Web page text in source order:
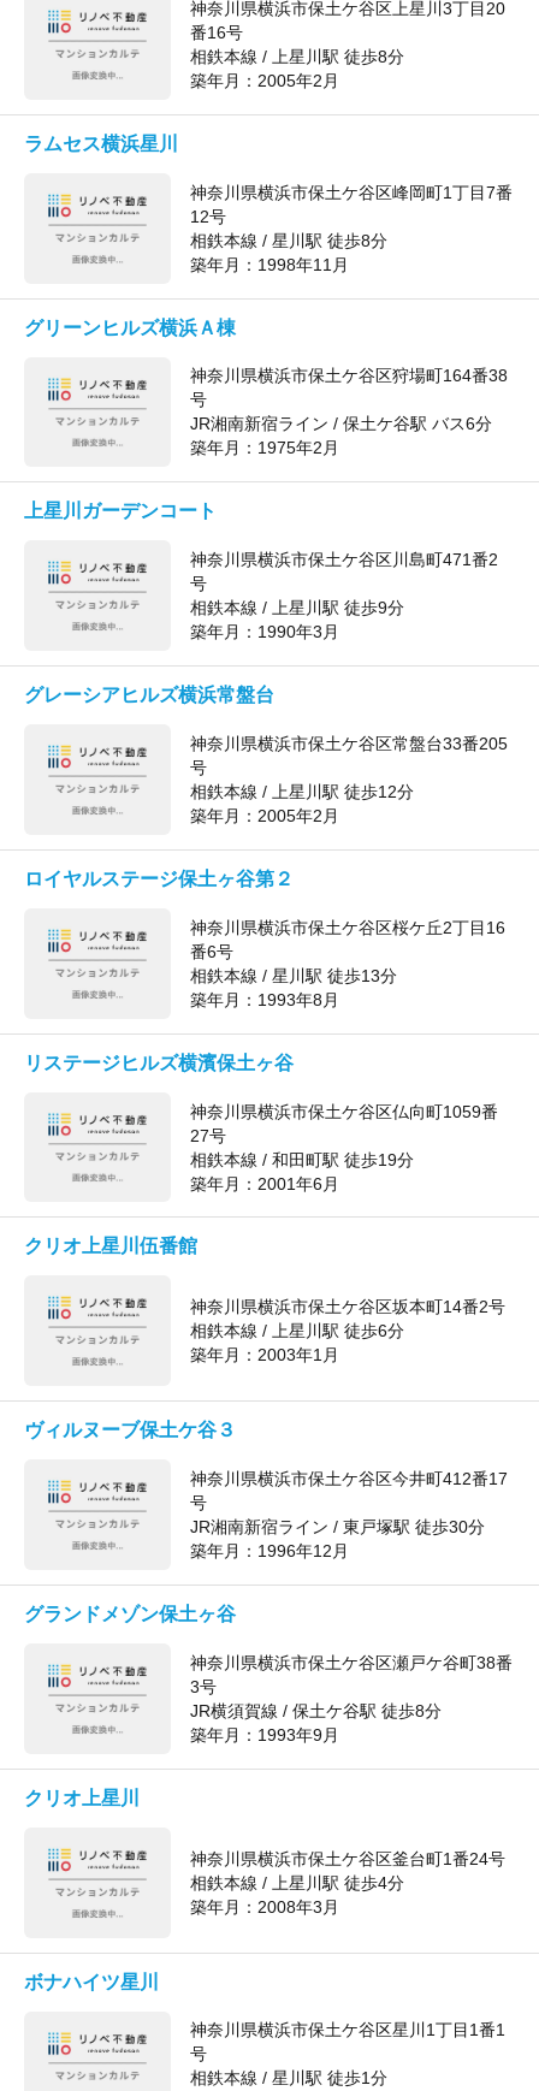
神奈川県横浜市保土ケ谷区上星川3丁目20
番16号
相鉄本線 / 上星川駅 徒歩8分
築年月： 2005年2月
ラムセス横浜星川
神奈川県横浜市保土ケ谷区峰岡町1丁目7番
12号
相鉄本線 / 星川駅 徒歩8分
築年月： 1998年11月
グリーンヒルズ横浜Ａ棟
神奈川県横浜市保土ケ谷区狩場町164番38
号
JR湘南新宿ライン / 保土ケ谷駅 バス6分
築年月： 1975年2月
上星川ガーデンコート
神奈川県横浜市保土ケ谷区川島町471番2
号
相鉄本線 / 上星川駅 徒歩9分
築年月： 1990年3月
グレーシアヒルズ横浜常盤台
神奈川県横浜市保土ケ谷区常盤台33番205
号
相鉄本線 / 上星川駅 徒歩12分
築年月： 2005年2月
ロイヤルステージ保土ヶ谷第２
神奈川県横浜市保土ケ谷区桜ケ丘2丁目16
番6号
相鉄本線 / 星川駅 徒歩13分
築年月： 1993年8月
リステージヒルズ横濱保土ヶ谷
神奈川県横浜市保土ケ谷区仏向町1059番
27号
相鉄本線 / 和田町駅 徒歩19分
築年月： 2001年6月
クリオ上星川伍番館
神奈川県横浜市保土ケ谷区坂本町14番2号
相鉄本線 / 上星川駅 徒歩6分
築年月：2003年1月
ヴィルヌーブ保土ケ谷３
神奈川県横浜市保土ケ谷区今井町412番17
号
JR湘南新宿ライン / 東戸塚駅 徒歩30分
築年月： 1996年12月
グランドメゾン保土ヶ谷
神奈川県横浜市保土ケ谷区瀬戸ケ谷町38番
3号
JR横須賀線 / 保土ケ谷駅 徒歩8分
築年月： 1993年9月
クリオ上星川
神奈川県横浜市保土ケ谷区釜台町1番24号
相鉄本線 / 上星川駅 徒歩4分
築年月： 2008年3月
ボナハイツ星川
神奈川県横浜市保土ケ谷区星川1丁目1番1
号
相鉄本線 / 星川駅 徒歩1分